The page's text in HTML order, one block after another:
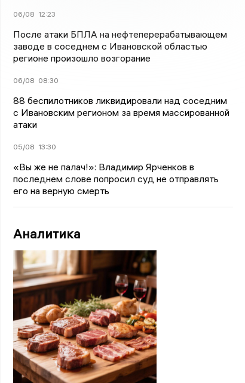
06/08 12:23
После атаки БПЛА на нефтеперерабатывающем
заводе в соседнем с Ивановской областью
регионе произошло возгорание
06/08 08:30
88 беспилотников ликвидировали над соседним
с Ивановским регионом за время массированной
атаки
05/08 13:30
«Вы же не палач!»: Владимир Ярченков в
последнем слове попросил суд не отправлять
его на верную смерть
Аналитика